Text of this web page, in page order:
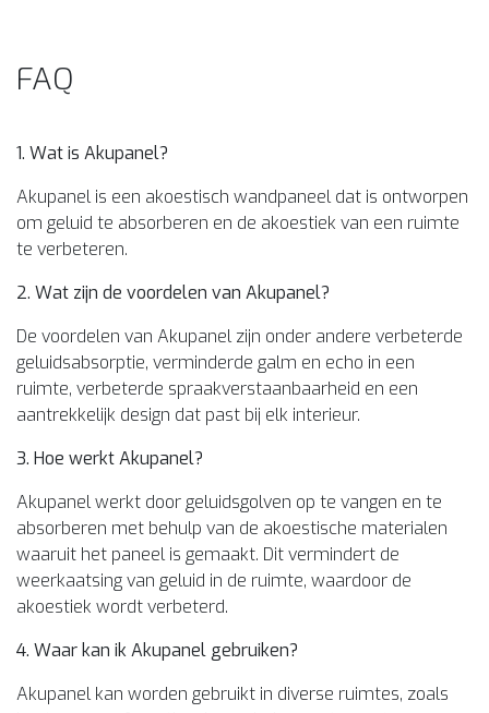
FAQ
1. Wat is Akupanel?
Akupanel is een akoestisch wandpaneel dat is ontworpen
om geluid te absorberen en de akoestiek van een ruimte
te verbeteren.
2. Wat zijn de voordelen van Akupanel?
De voordelen van Akupanel zijn onder andere verbeterde
geluidsabsorptie, verminderde galm en echo in een
ruimte, verbeterde spraakverstaanbaarheid en een
aantrekkelijk design dat past bij elk interieur.
3. Hoe werkt Akupanel?
Akupanel werkt door geluidsgolven op te vangen en te
absorberen met behulp van de akoestische materialen
waaruit het paneel is gemaakt. Dit vermindert de
weerkaatsing van geluid in de ruimte, waardoor de
akoestiek wordt verbeterd.
4. Waar kan ik Akupanel gebruiken?
Akupanel kan worden gebruikt in diverse ruimtes, zoals